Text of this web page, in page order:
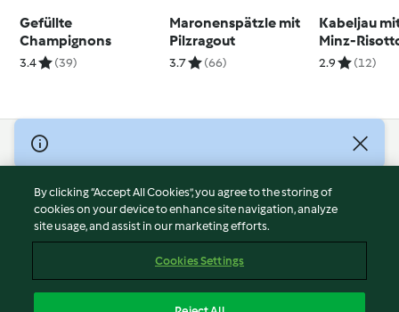
Gefüllte
Champignons
3.4 (39)
Maronenspätzle mit
Pilzragout
3.7 (66)
Kabeljau
Minz-
2.9 (12)
© Copyright 2026
Terms of Service
Privacy Policy
Disclaimer
Cookies
By clicking “Accept All Cookies”, you agree to the storing of
cookies on your device to enhance site navigation, analyze
site usage, and assist in our marketing efforts.
Cookies Settings